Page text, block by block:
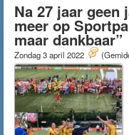
Na 27 jaar geen
meer op
maar dankbaar”
Zondag 3 april 2022